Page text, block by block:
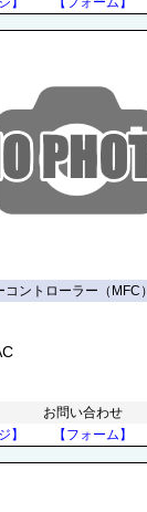
コントローラー（MFC）
お問い合わせ
】
【フォーム】